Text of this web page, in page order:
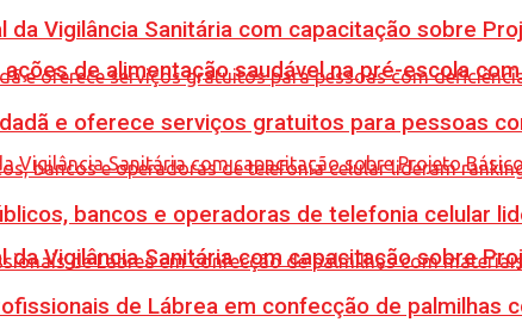
de alimentação saudável na pré-escola
da Vigilância Sanitária com capacitação sobre
da Vigilância Sanitária com capacitação sobre
e oferece serviços gratuitos para pessoas
bancos e operadoras de telefonia celular
de Lábrea em confecção de palmilhas